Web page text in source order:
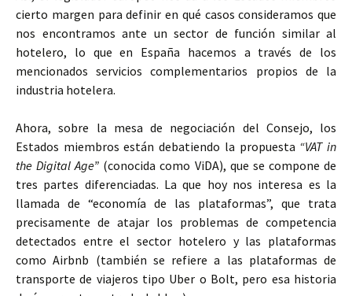
cierto margen para definir en qué casos consideramos que
nos encontramos ante un sector de función similar al
hotelero, lo que en España hacemos a través de los
mencionados servicios complementarios propios de la
industria hotelera.
Ahora, sobre la mesa de negociación del Consejo, los
Estados miembros están debatiendo la propuesta “VAT in
the Digital Age” (conocida como ViDA), que se compone de
tres partes diferenciadas. La que hoy nos interesa es la
llamada de “economía de las plataformas”, que trata
precisamente de atajar los problemas de competencia
detectados entre el sector hotelero y las plataformas
como Airbnb (también se refiere a las plataformas de
transporte de viajeros tipo Uber o Bolt, pero esa historia